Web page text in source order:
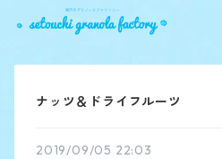
ナッツ＆ドライフルーツ
2019/09/05 22:03